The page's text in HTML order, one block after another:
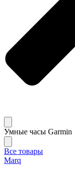
Умные часы Garmin
Все товары
Marq